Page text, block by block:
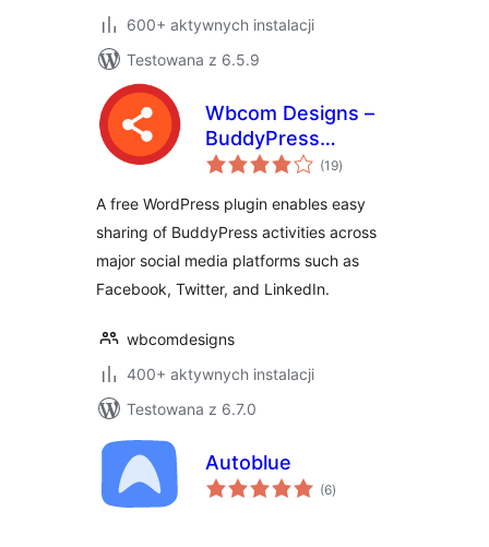
600+ aktywnych instalacji
Testowana z 6.5.9
Wbcom Designs –
BuddyPress
Activity Social
(19wszystkich
ocen
)
A free WordPress plugin enables easy
sharing of BuddyPress activities across
major social media platforms such as
Facebook, Twitter, and LinkedIn.
wbcomdesigns
400+ aktywnych instalacji
Testowana z 6.7.0
Autoblue
(6wszystkich
ocen
)